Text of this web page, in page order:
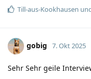
Till-aus-Kookhausen
gobig 7. Okt 2025
Sehr Sehr geile